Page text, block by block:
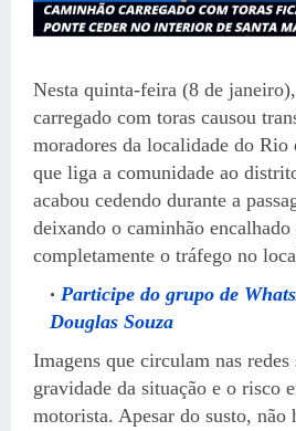
Nesta quinta-feira (8 de
carregado com toras causou
moradores da localidade do
que liga a comunidade ao
acabou cedendo durante a
deixando o caminhão
completamente o tráfego no
Participe do grupo de
Douglas Souza
Imagens que circulam nas
gravidade da situação e o risco
motorista. Apesar do susto, não